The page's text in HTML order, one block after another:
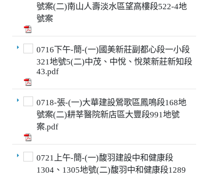
號案(二)南山人壽淡水區望高樓段522-4地
號案
0716下午-簡-(一)國美新莊副都心段一小段
321地號5(二)中茂、中悅、悅萊新莊新知段
43.pdf
0718-張-(一)大華建設鶯歌區鳳鳴段168地
號案(二)耕莘醫院新店區大豐段991地號
案.pdf
0721上午-簡-(一)馥羽建設中和健康段
1304、1305地號(二)馥羽中和健康段1289